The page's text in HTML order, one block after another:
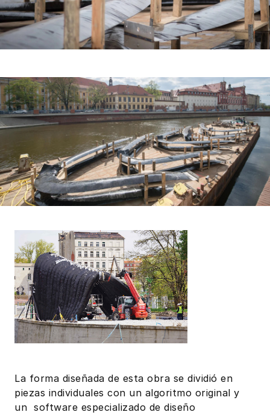
La forma diseñada de esta obra se dividió en
piezas individuales con un algoritmo original y
un software especializado de diseño